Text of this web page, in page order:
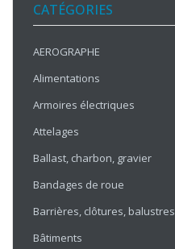
CATÉGORIES
AEROGRAPHE
Alimentations
Armoires électriques
Attelages
Ballast, charbon, gravier
Bandages de roue
Barrières, clôtures, balustres
Bâtiments